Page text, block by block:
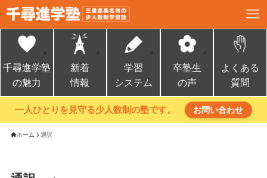
千尋進学塾
の魅力
新着
情報
学習
システム
卒塾生
の声
よくある
質問
一人ひとりを見守る少人数制の塾です。 お問い合わせ
ホーム 通訳